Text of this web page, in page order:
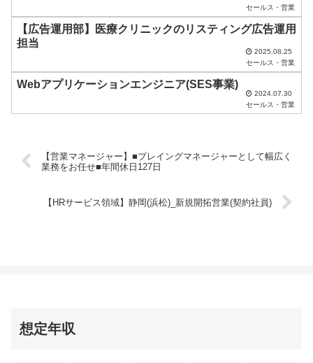
さ
。
セールス・営業
【広告運用部】医療クリニックのリスティング広告運用
担当
2025.08.25
セールス・営業
Webアプリケーションエンジニア(SES事業)
2024.07.30
セールス・営業
【営業マネージャー】■プレイングマネージャーとして幅広く
業務をお任せ■年間休日127日
【HRサービス領域】静岡(浜松)_新規開拓営業(契約社員)
想定年収